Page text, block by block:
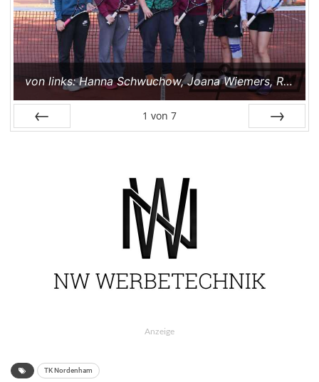
von links: Hanna Schwuchow, Joana Wiemers, Rieke Woesthoff, Hanna Woesthoff, Katharina Bultmann, Anske Gerhardt.
1 von 7
Anzeige
TK Nordenham